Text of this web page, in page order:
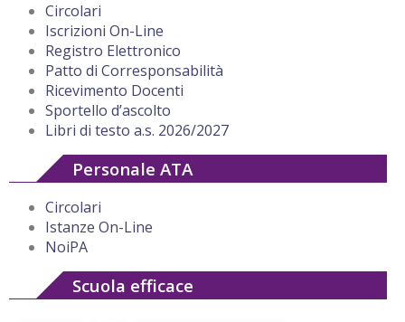
Circolari
Iscrizioni On-Line
Registro Elettronico
Patto di Corresponsabilità
Ricevimento Docenti
Sportello d’ascolto
Libri di testo a.s. 2026/2027
Personale ATA
Circolari
Istanze On-Line
NoiPA
Scuola efficace